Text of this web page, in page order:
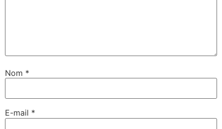
Nom *
E-mail *